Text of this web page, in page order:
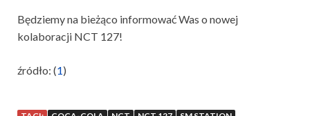
Będziemy na bieżąco informować Was o nowej
kolaboracji NCT 127!
źródło: (1)